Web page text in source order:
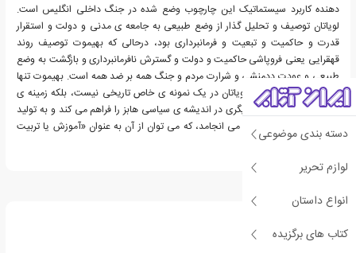
دسته بندی موضوعی
لوازم تحریر
انواع داستان
کتاب های برگزیده
دهنده کاربرد سیستماتیک این چارچوب وضع شده در جنگ داخلی انگلیس است.
لویاتان توصیف و تحلیل گذار از وضع طبیعی به جامعه ی مدنی و دولت و استقرار
قدرت و حاکمیت و تبعیت و فرمانبرداری بود، درحالی که بهیموت توصیف روند
قهقرایی یعنی فروپاشی حاکمیت و دولت و گسترش نافرمانبرداری و بازگشت به وضع
طبیعی و عودت ددمنشی و شرارت مردم و جنگ همه بر ضد همه است. بهیموت تنها
کاربرد نظریه ی عمومی لویاتان در یک نمونه ی خاص تاریخی نیست، بلکه زمینه ی
پیدایش حوزه ی فکری دیگری در اندیشه ی سیاسی هابز را فراهم می کند و به تولید
«دانش سیاسی» جدیدی می انجامد، که می توان از آن به عنوان «آموزش یا تربیت
سیاسی» نام برد.
درباره توماس هابز